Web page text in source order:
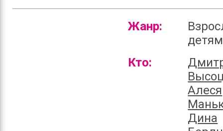
Жанр:
детям
Кто:
Алеся
Дина